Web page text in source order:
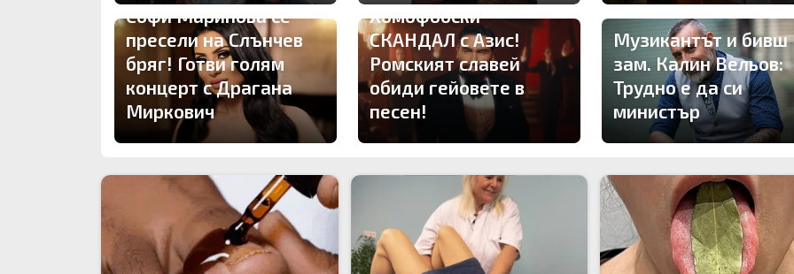
Софи Маринова се
пресели на Слънчев
бряг! Готви голям
концерт с Драгана
Миркович
Хомофобски
СКАНДАЛ с Азис!
Ромският славей
обиди гейовете в
песен!
Музикантът и бивш
зам. Калин Вельов:
Трудно е да си
министър